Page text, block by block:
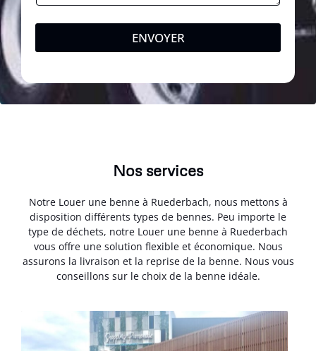
ENVOYER
Nos services
Notre Louer une benne à Ruederbach, nous mettons à
disposition différents types de bennes. Peu importe le
type de déchets, notre Louer une benne à Ruederbach
vous offre une solution flexible et économique. Nous
assurons la livraison et la reprise de la benne. Nous vous
conseillons sur le choix de la benne idéale.